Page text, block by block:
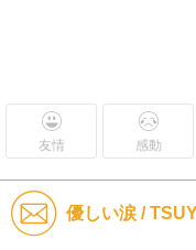
友情 感動
優しい涙 /